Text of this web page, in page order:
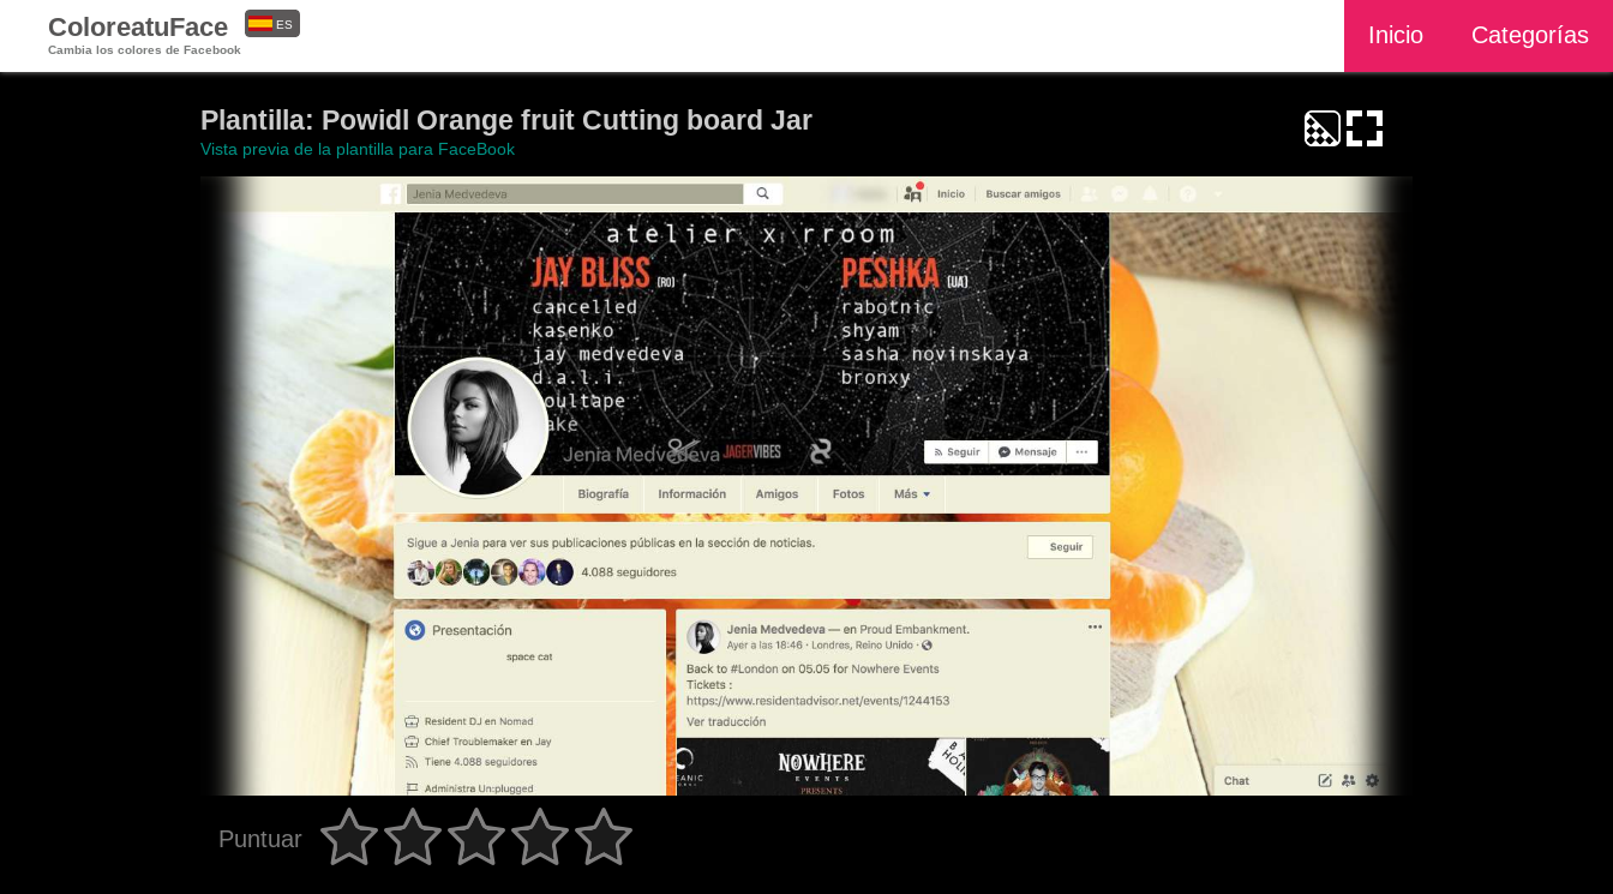
ColoreatuFace
Cambia los colores de Facebook
Inicio Categorías
ES
Plantilla: Powidl Orange fruit Cutting board Jar
Vista previa de la plantilla para FaceBook
Puntuar